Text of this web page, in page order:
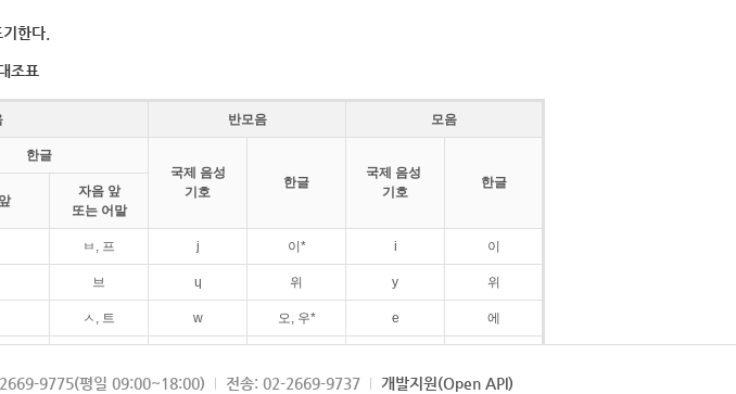
한다.
조표
반모음 모음
한글
국제 음성
기호
한글
국제 음성
기호
한글
자음 앞
또는 어말
ㅂ, 프 j 이* i 이
브 ɥ 위 y 위
ㅅ, 트 w 오, 우* e 에
ㄱ, 크 ɛ 에
9775(평일 09:00~18:00) 전송: 02-2669-9737 개발지원(Open API)